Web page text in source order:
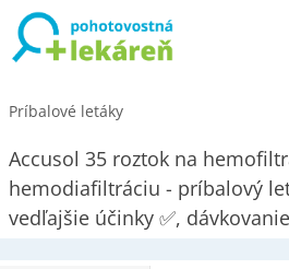
Príbalové letáky
Accusol 35 roztok na
hemodiafiltráciu - príbalový
vedľajšie účinky ✅,